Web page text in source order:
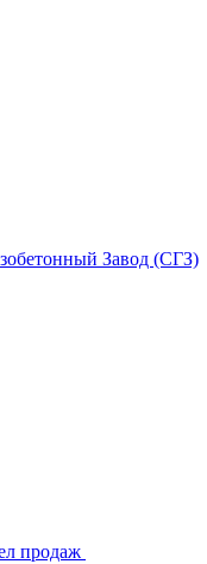
Завод (СГЗ)
продаж